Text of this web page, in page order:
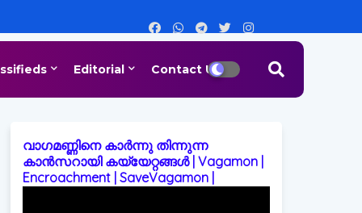
Editorial Contact Us
വാഗമണ്ണിനെ കാർന്നു തിന്നുന്ന
കാൻസറായി കയ്യേറ്റങ്ങൾ | Vagamon |
Encroachment | SaveVagamon |